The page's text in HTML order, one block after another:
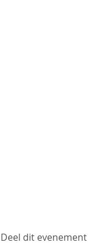
Deel dit evenement